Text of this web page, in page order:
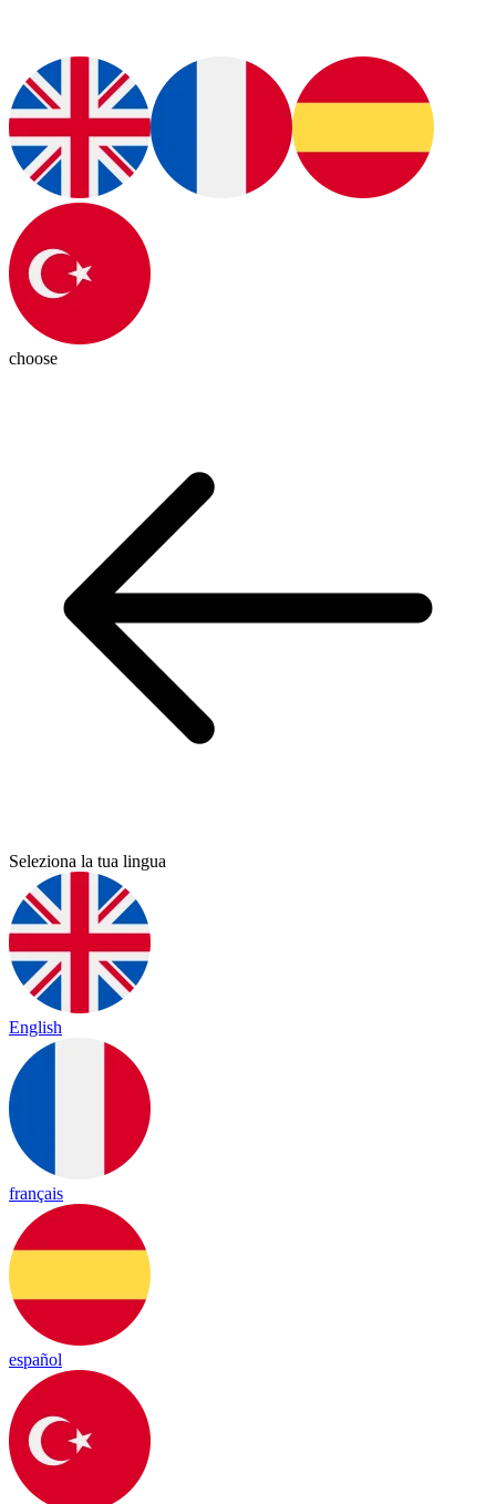
choose
Seleziona la tua lingua
English
français
español